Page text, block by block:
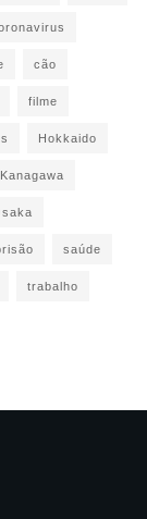
cão
filme
Hokkaido
Kanagawa
saúde
trabalho